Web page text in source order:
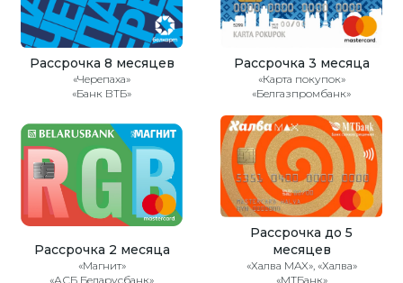
Рассрочка 8 месяцев
«Черепаха»
«Банк ВТБ»
Рассрочка 3 месяца
«Карта покупок»
«Белгазпромбанк»
Рассрочка 2 месяца
«Магнит»
«АСБ Беларусбанк»
Рассрочка до 5
месяцев
«Халва MAX», «Халва»
«МТБанк»